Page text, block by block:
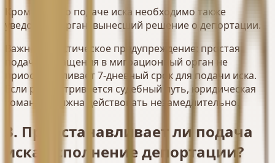
Кроме того, о подаче иска необходимо также
уведомить орган, вынесший решение о депортации.
Важное практическое предупреждение: простая
подача обращения в миграционный орган не
приостанавливает 7-дневный срок для подачи иска.
Если рассматривается судебный путь, юридическая
команда должна действовать незамедлительно.
3. Приостанавливает ли подача
иска исполнение депортации?